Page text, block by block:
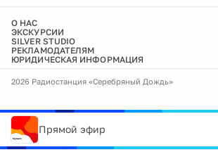
О НАС
ЭКСКУРСИИ
SILVER STUDIO
РЕКЛАМОДАТЕЛЯМ
ЮРИДИЧЕСКАЯ ИНФОРМАЦИЯ
2026 Радиостанция «Серебряный Дождь»
Прямой эфир